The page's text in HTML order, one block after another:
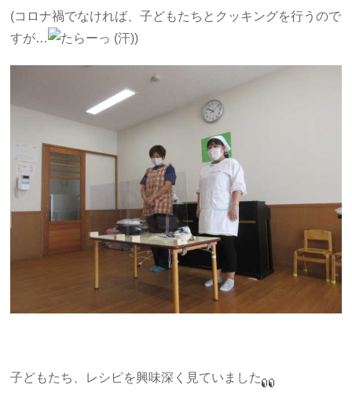
(コロナ禍でなければ、子どもたちとクッキングを行うので
すが…
)
子どもたち、レシピを興味深く見ていました